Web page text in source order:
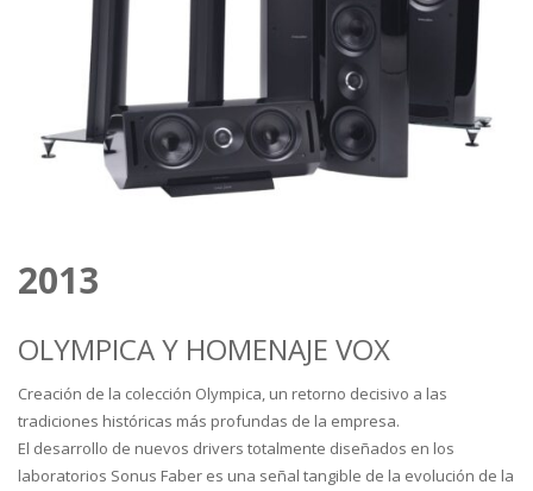
2013
OLYMPICA Y HOMENAJE VOX
Creación de la colección Olympica, un retorno decisivo a las
tradiciones históricas más profundas de la empresa.
El desarrollo de nuevos drivers totalmente diseñados en los
laboratorios Sonus Faber es una señal tangible de la evolución de la